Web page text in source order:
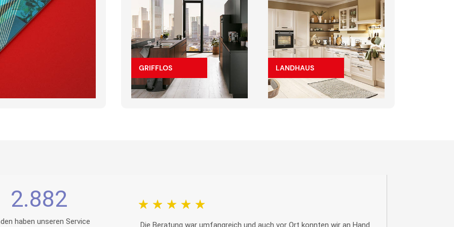
GRIFFLOS LANDHAUS
2.882
haben unseren Service Die Beratung war umfangreich und auch vor Ort konnten wir an Hand